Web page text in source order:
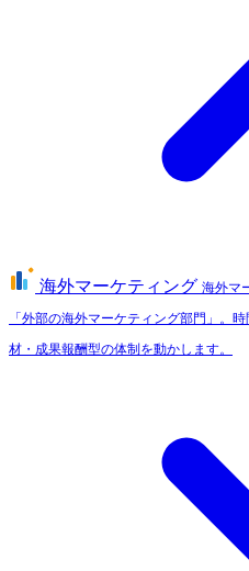
海外マーケティング 海外マ
「外部の海外マーケティング部門」。
材・成果報酬型の体制を動かします。